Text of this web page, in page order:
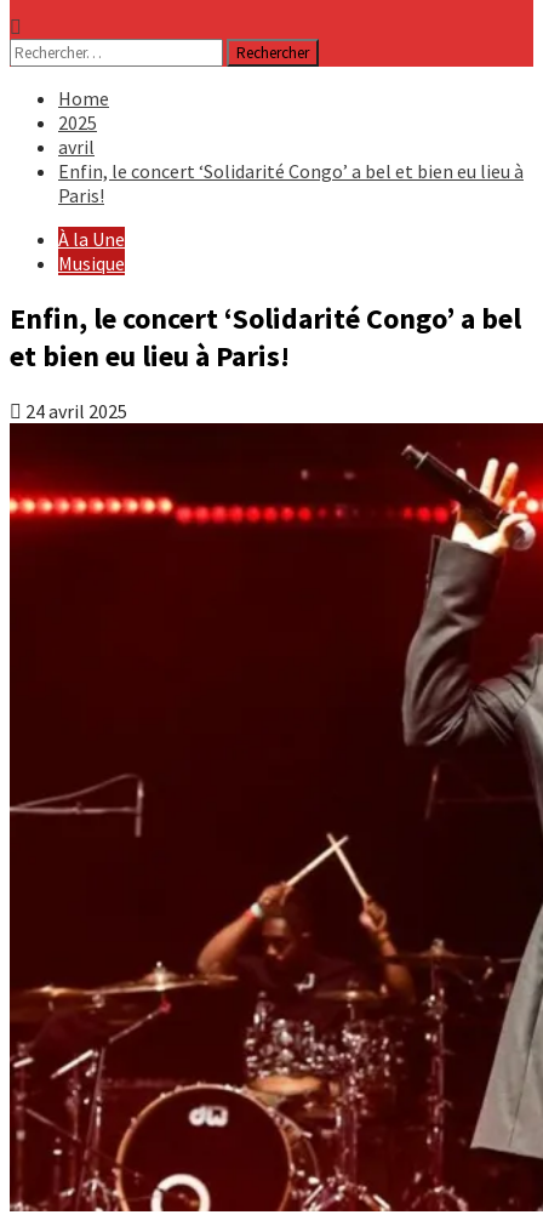
Rechercher :
Home
2025
avril
Enfin, le concert ‘Solidarité Congo’ a bel et bien eu lieu à
Paris!
À la Une
Musique
Enfin, le concert ‘Solidarité Congo’ a bel
et bien eu lieu à Paris!
24 avril 2025